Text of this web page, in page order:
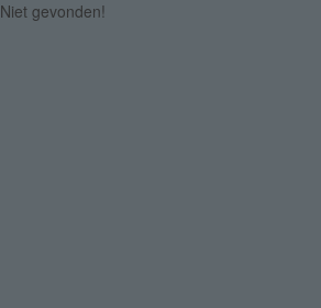
Niet gevonden!